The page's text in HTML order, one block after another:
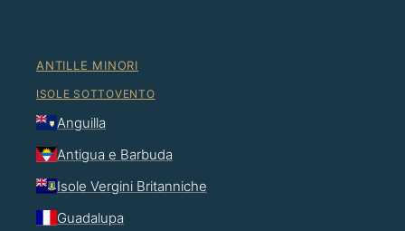
ANTILLE MINORI
ISOLE SOTTOVENTO
Anguilla
Antigua e Barbuda
Isole Vergini Britanniche
Guadalupa